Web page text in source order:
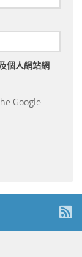
個人網站網
Google